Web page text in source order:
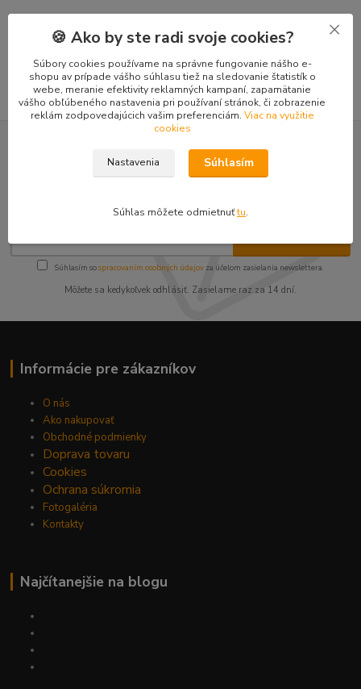
Tovar zaradený v kategóriách
Doplnky mini-nakladače TUR 520
Nepremeškajte novinky, akcie a
zľavy!
Súhlasím sospracovaním osobných údajov za účelom zasielania newslettera.
Môžete sa kedykoľvek odhlásiť. Zasielame raz za 14 dní.
Informácie pre zákazníkov
O nás
Ako nakupovať
Obchodné podmienky
Doprava tovaru
Cookies
Ochrana súkromia
Fotogaléria
Kontakty
Najčítanejšie na blogu
🍪 Ako by ste radi svoje cookies?
Súbory cookies používame na správne fungovanie nášho e-
shopu av prípade vášho súhlasu tiež na sledovanie štatistík o
webe, meranie efektivity reklamných kampaní, zapamätanie
vášho obľúbeného nastavenia pri používaní stránok, či zobrazenie
reklám zodpovedajúcich vašim preferenciám. Viac na využitie
cookies
Nastavenia Súhlasím
Súhlas môžete odmietnuťtu.